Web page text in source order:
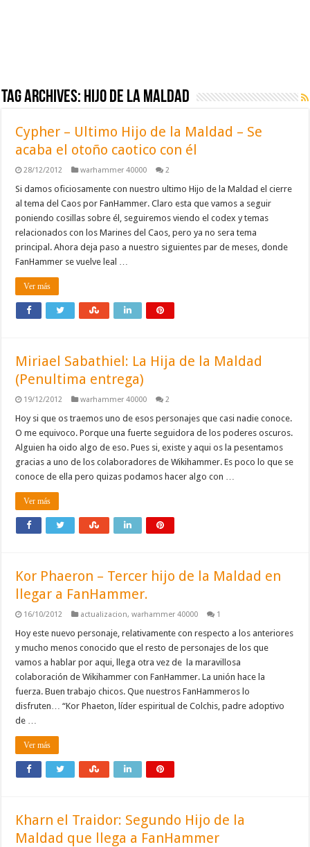
Tag Archives: hijo de la maldad
Cypher – Ultimo Hijo de la Maldad – Se
acaba el otoño caotico con él
28/12/2012 warhammer 40000 2
Si damos oficiosamente con nuestro ultimo Hijo de la Maldad el cierre
al tema del Caos por FanHammer. Claro esta que vamos a seguir
poniendo cosillas sobre él, seguiremos viendo el codex y temas
relacionados con los Marines del Caos, pero ya no sera tema
principal. Ahora deja paso a nuestro siguientes par de meses, donde
FanHammer se vuelve leal …
Ver más
Miriael Sabathiel: La Hija de la Maldad
(Penultima entrega)
19/12/2012 warhammer 40000 2
Hoy si que os traemos uno de esos personajes que casi nadie conoce.
O me equivoco. Porque una fuerte seguidora de los poderes oscuros.
Alguien ha oido algo de eso. Pues si, existe y aqui os la pesentamos
gracias a uno de los colaboradores de Wikihammer. Es poco lo que se
conoce de ella pero quizas podamos hacer algo con …
Ver más
Kor Phaeron – Tercer hijo de la Maldad en
llegar a FanHammer.
16/10/2012 actualizacion,warhammer 40000 1
Hoy este nuevo personaje, relativamente con respecto a los anteriores
y mucho menos conocido que el resto de personajes de los que
vamos a hablar por aqui, llega otra vez de la maravillosa
colaboración de Wikihammer con FanHammer. La unión hace la
fuerza. Buen trabajo chicos. Que nuestros FanHammeros lo
disfruten… “Kor Phaeton, líder espiritual de Colchis, padre adoptivo
de …
Ver más
Kharn el Traidor: Segundo Hijo de la
Maldad que llega a FanHammer